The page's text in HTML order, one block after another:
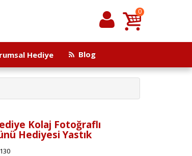
0
Hediye Blog
Kolaj Fotoğraflı
Hediyesi Yastık